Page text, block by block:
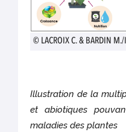
© LACROIX C. & BARDIN M./
Illustration de la
et abiotiques
maladies des plantes